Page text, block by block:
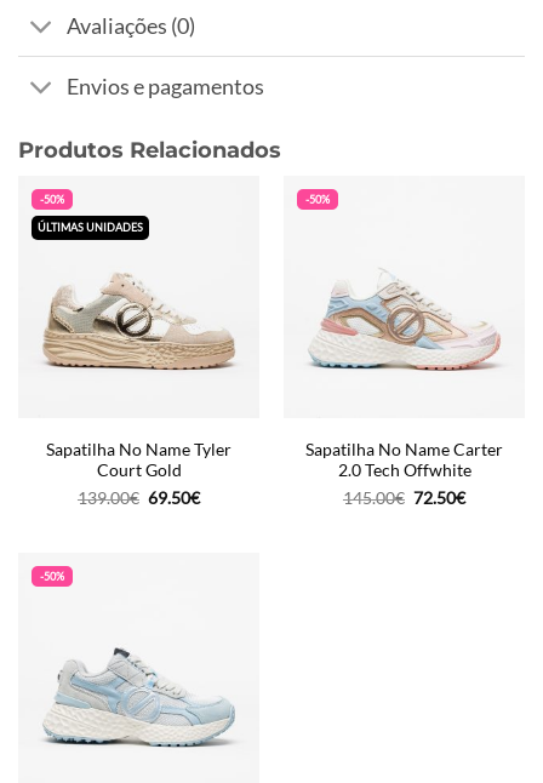
Avaliações (0)
Envios e pagamentos
Produtos Relacionados
-50%
ÚLTIMAS UNIDADES
Sapatilha No Name Tyler
Court Gold
139.00€ O
69.50€O
-50%
Sapatilha No Name Carter
2.0 Tech Offwhite
145.00€ O
72.50€O
-50%